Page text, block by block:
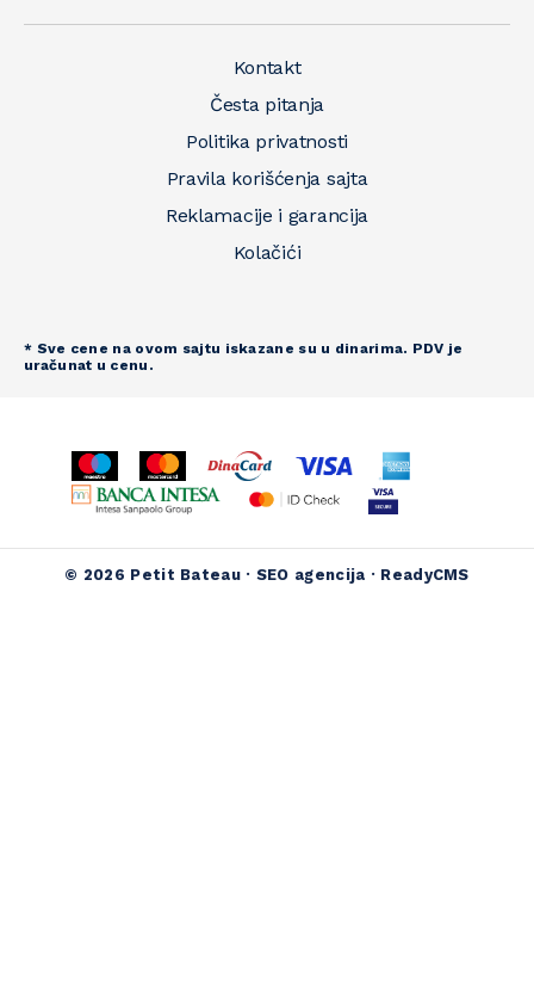
Kontakt
Česta pitanja
Politika privatnosti
Pravila korišćenja sajta
Reklamacije i garancija
Kolačići
* Sve cene na ovom sajtu iskazane su u dinarima. PDV je
uračunat u cenu.
© 2026 Petit Bateau · SEO agencija · ReadyCMS